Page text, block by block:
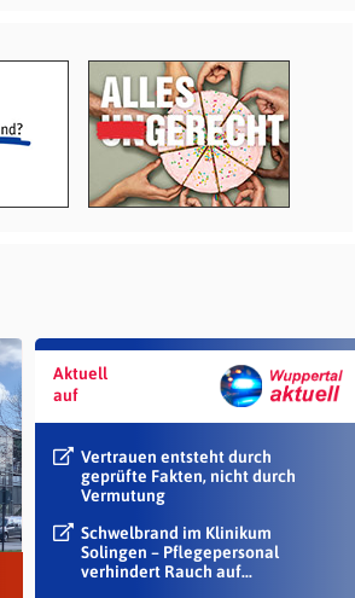
Aktuell
auf
Vertrauen entsteht durch
geprüfte Fakten, nicht durch
Vermutung
Schwelbrand im Klinikum
Solingen – Pflegepersonal
verhindert Rauch auf...